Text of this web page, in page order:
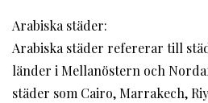
Arabiska städer:
Arabiska städer refererar till
länder i Mellanöstern och
städer som Cairo, Marrakech,